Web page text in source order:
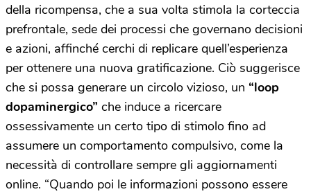
della ricompensa, che a sua volta stimola la corteccia
prefrontale, sede dei processi che governano decisioni
e azioni, affinché cerchi di replicare quell’esperienza
per ottenere una nuova gratificazione. Ciò suggerisce
che si possa generare un circolo vizioso, un “loop
dopaminergico” che induce a ricercare
ossessivamente un certo tipo di stimolo fino ad
assumere un comportamento compulsivo, come la
necessità di controllare sempre gli aggiornamenti
online. “Quando poi le informazioni possono essere